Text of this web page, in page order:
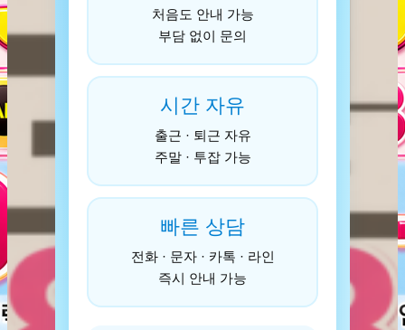
처음도 안내 가능
부담 없이 문의
시간 자유
출근 · 퇴근 자유
주말 · 투잡 가능
빠른 상담
전화 · 문자 · 카톡 · 라인
즉시 안내 가능